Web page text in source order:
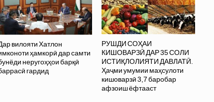
вилояти Хатлон
ҳамкорӣ дар самти
неругоҳҳои барқӣ
гардид
РУШДИ СОҲАИ
КИШОВАРЗӢ ДАР 35 СОЛИ
ИСТИҚЛОЛИЯТИ ДАВЛАТӢ.
Ҳаҷми умумии маҳсулоти
кишоварзӣ 3,7 баробар
афзоиш ёфтааст